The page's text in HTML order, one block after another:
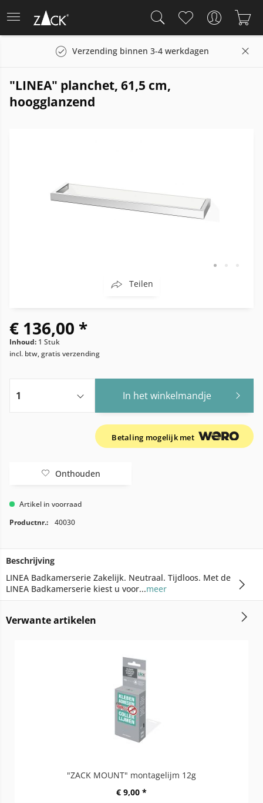
Verzending binnen 3-4 werkdagen
"LINEA" planchet, 61,5 cm,
hoogglanzend
Teilen
€ 136,00 *
Inhoud: 1 Stuk
incl. btw, gratis verzending
In het winkelmandje
Betaling mogelijk met
Onthouden
Artikel in voorraad
Productnr.:
40030
Beschrijving
LINEA Badkamerserie Zakelijk. Neutraal. Tijdloos. Met de
LINEA Badkamerserie kiest u voor...meer
Verwante artikelen
"ZACK MOUNT" montagelijm 12g
€ 9,00 *